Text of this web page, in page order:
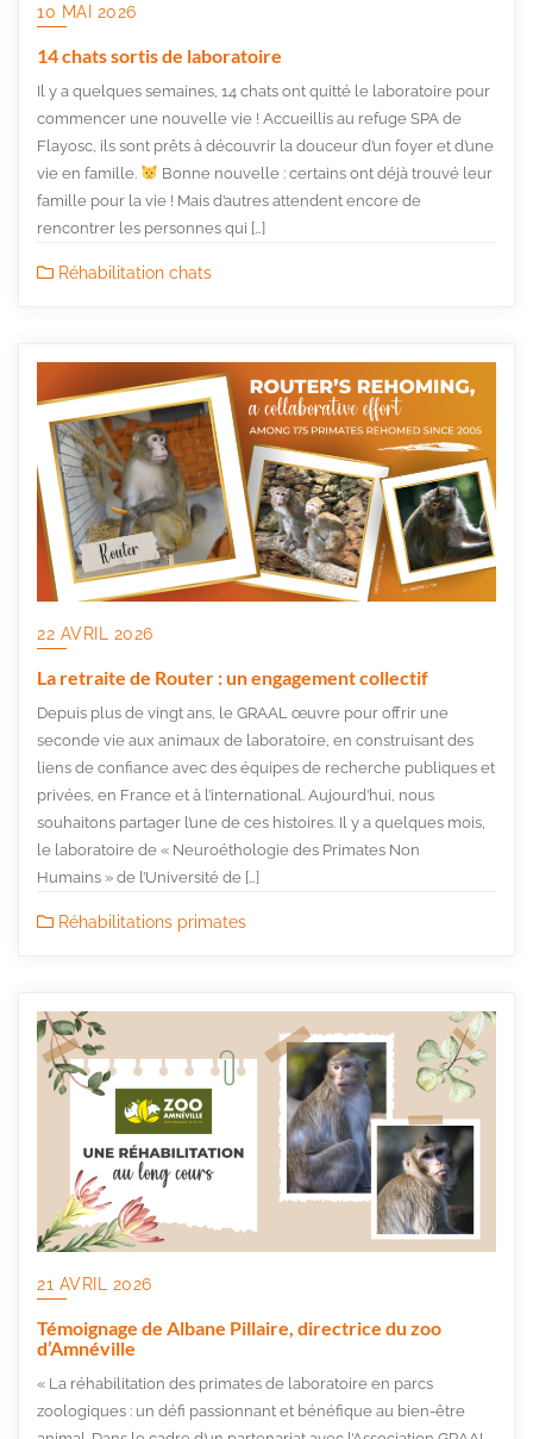
10 MAI 2026
14 chats sortis de laboratoire
Il y a quelques semaines, 14 chats ont quitté le laboratoire pour
commencer une nouvelle vie ! Accueillis au refuge SPA de
Flayosc, ils sont prêts à découvrir la douceur d’un foyer et d’une
vie en famille.
Bonne nouvelle : certains ont déjà trouvé leur
famille pour la vie ! Mais d’autres attendent encore de
rencontrer les personnes qui […]
Réhabilitation chats
22 AVRIL 2026
La retraite de Router : un engagement collectif
Depuis plus de vingt ans, le GRAAL œuvre pour offrir une
seconde vie aux animaux de laboratoire, en construisant des
liens de confiance avec des équipes de recherche publiques et
privées, en France et à l’international. Aujourd’hui, nous
souhaitons partager l’une de ces histoires. Il y a quelques mois,
le laboratoire de « Neuroéthologie des Primates Non
Humains » de l’Université de […]
Réhabilitations primates
21 AVRIL 2026
Témoignage de Albane Pillaire, directrice du zoo
d’Amnéville
« La réhabilitation des primates de laboratoire en parcs
zoologiques : un défi passionnant et bénéfique au bien-être